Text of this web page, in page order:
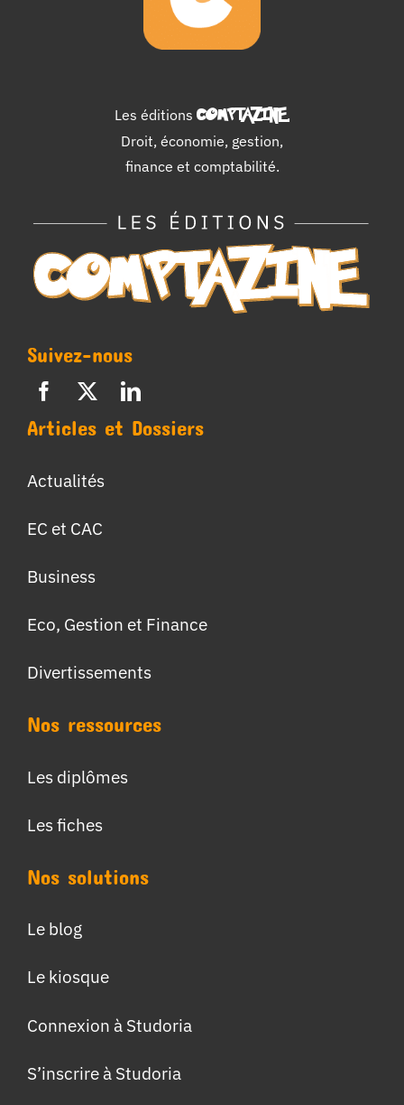
Les éditions COMPTAZINE.
Droit, économie, gestion,
finance et comptabilité.
Suivez-nous
Articles et Dossiers
Actualités
EC et CAC
Business
Eco, Gestion et Finance
Divertissements
Nos ressources
Les diplômes
Les fiches
Nos solutions
Le blog
Le kiosque
Connexion à Studoria
S’inscrire à Studoria